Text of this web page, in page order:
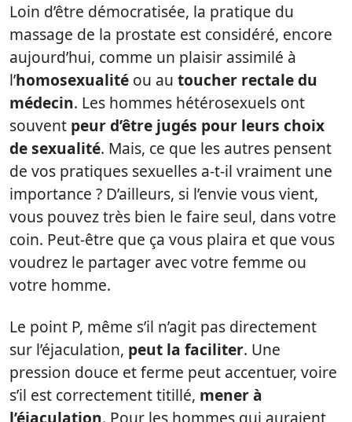
Loin d’être démocratisée, la pratique du
massage de la prostate est considéré, encore
aujourd’hui, comme un plaisir assimilé à
l’homosexualité ou au toucher rectale du
médecin. Les hommes hétérosexuels ont
souvent peur d’être jugés pour leurs choix
de sexualité. Mais, ce que les autres pensent
de vos pratiques sexuelles a-t-il vraiment une
importance ? D’ailleurs, si l’envie vous vient,
vous pouvez très bien le faire seul, dans votre
coin. Peut-être que ça vous plaira et que vous
voudrez le partager avec votre femme ou
votre homme.
Le point P, même s’il n’agit pas directement
sur l’éjaculation, peut la faciliter. Une
pression douce et ferme peut accentuer, voire
s’il est correctement titillé, mener à